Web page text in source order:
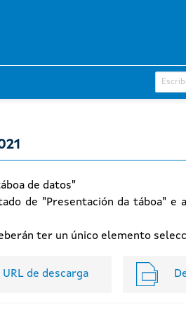
de datos"
de "Presentación da táboa" e
ter un único elemento
de descarga